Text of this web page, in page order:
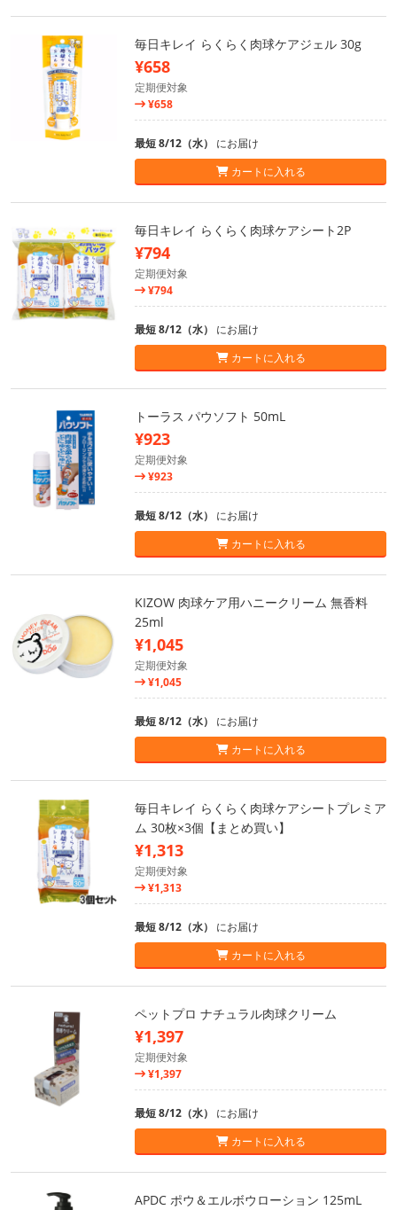
毎日キレイ らくらく肉球ケアジェル 30g
¥658
定期便対象
¥658
最短 8/12（水） にお届け
カートに入れる
毎日キレイ らくらく肉球ケアシート2P
¥794
定期便対象
¥794
最短 8/12（水） にお届け
カートに入れる
トーラス パウソフト 50mL
¥923
定期便対象
¥923
最短 8/12（水） にお届け
カートに入れる
KIZOW 肉球ケア用ハニークリーム 無香料
25ml
¥1,045
定期便対象
¥1,045
最短 8/12（水） にお届け
カートに入れる
毎日キレイ らくらく肉球ケアシートプレミア
ム 30枚×3個【まとめ買い】
¥1,313
定期便対象
¥1,313
最短 8/12（水） にお届け
カートに入れる
ペットプロ ナチュラル肉球クリーム
¥1,397
定期便対象
¥1,397
最短 8/12（水） にお届け
カートに入れる
APDC ポウ＆エルボウローション 125mL